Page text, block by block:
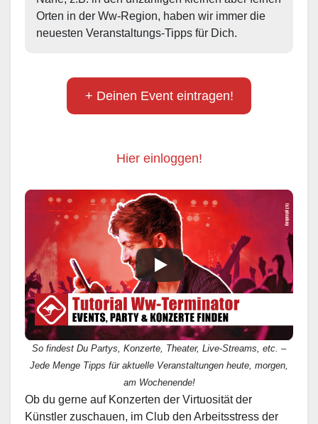
Orten in der Ww-Region, haben wir immer die
neuesten Veranstaltungs-Tipps für Dich.
+ Deinen Event eintragen!
Hier einloggen!
So findest Du Partys, Konzerte, Theater, Live-Streams, etc. –
Jede Menge Tipps für aktuelle Veranstaltungen heute, morgen,
am Wochenende!
Ob du gerne auf Konzerten der Virtuosität der
Künstler zuschauen, im Club den Arbeitsstress der